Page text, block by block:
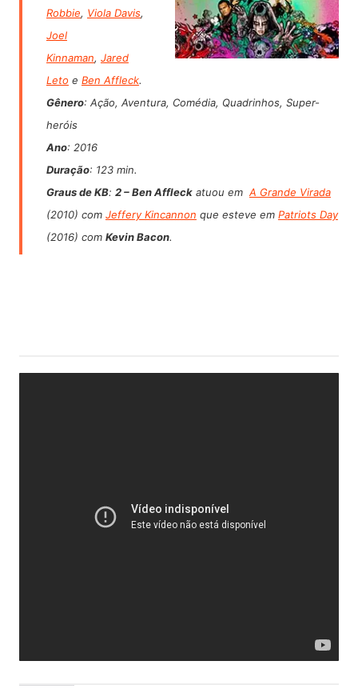
Robbie, Viola Davis,
Joel
Kinnaman, Jared
Leto e Ben Affleck.
Gênero: Ação, Aventura, Comédia, Quadrinhos, Super-
heróis
Ano: 2016
Duração: 123 min.
Graus de KB: 2 –Ben Affleckatuou em A Grande Virada
(2010) com Jeffery Kincannon que esteve em Patriots Day
(2016) com Kevin Bacon.